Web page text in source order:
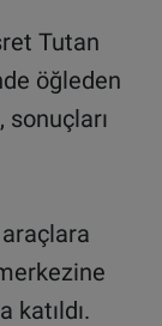
Tutan
öğleden
katıldı.